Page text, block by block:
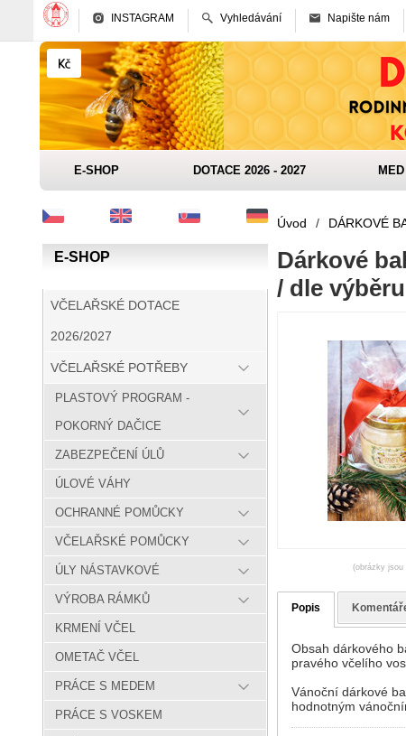
INSTAGRAM Vyhledávání Napište nám
E-SHOP DOTACE 2026 - 2027 MED
E-SHOP
VČELAŘSKÉ DOTACE
2026/2027
VČELAŘSKÉ POTŘEBY
PLASTOVÝ PROGRAM -
POKORNÝ DAČICE
ZABEZPEČENÍ ÚLŮ
ÚLOVÉ VÁHY
OCHRANNÉ POMŮCKY
VČELAŘSKÉ POMŮCKY
ÚLY NÁSTAVKOVÉ
VÝROBA RÁMKŮ
KRMENÍ VČEL
OMETAČ VČEL
PRÁCE S MEDEM
PRÁCE S VOSKEM
Úvod / DÁRKOVÉ
Dárkové
/ dle
(obrázky jsou
Popis
Obsah dárkového
pravého včelího
Vánoční dárkové
hodnotným